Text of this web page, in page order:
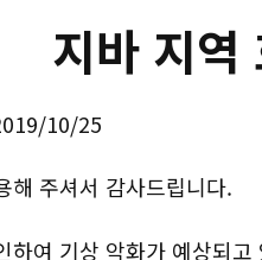
지바 지역
10/25
해 주셔서 감사드립니다.
하여 기상 악화가 예상되고